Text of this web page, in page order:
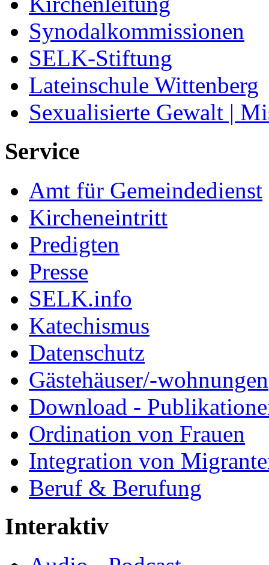
Synodalkommissionen
SELK-Stiftung
Lateinschule Wittenberg
Sexualisierte Gewalt |
Service
Amt für Gemeindedienst
Kircheneintritt
Predigten
Presse
SELK.info
Katechismus
Datenschutz
Gästehäuser/-wohnungen
Download -
Ordination von Frauen
Integration von
Beruf & Berufung
Interaktiv